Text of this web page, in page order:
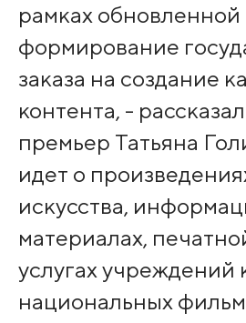
рамках обновленной
формирование
заказа на создание
контента, -
премьер Татьяна
идет о
искусства,
материалах,
услугах учреждений
национальных